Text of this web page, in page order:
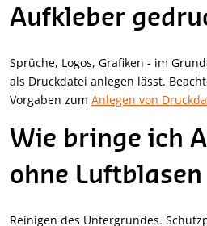
Aufkleber
Sprüche, Logos, Grafiken - im
als Druckdatei anlegen lässt.
Vorgaben zum Anlegen von
Wie bringe ich
ohne Luftblasen
Reinigen des Untergrundes.